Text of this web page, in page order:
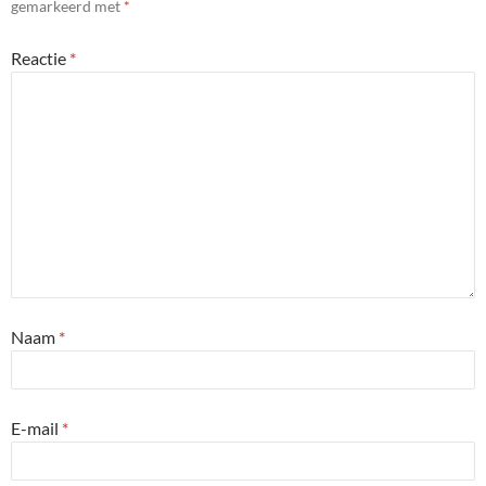
gemarkeerd met *
Reactie *
Naam *
E-mail *